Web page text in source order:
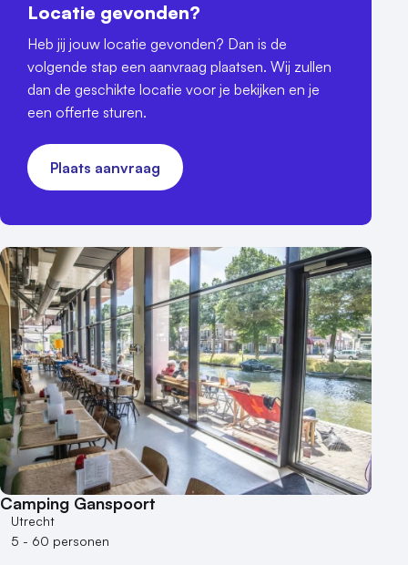
Locatie gevonden?
Heb jij jouw locatie gevonden? Dan is de
volgende stap een aanvraag plaatsen. Wij zullen
dan de geschikte locatie voor je bekijken en je
een offerte sturen.
Plaats aanvraag
Camping Ganspoort
Utrecht
5 - 60 personen